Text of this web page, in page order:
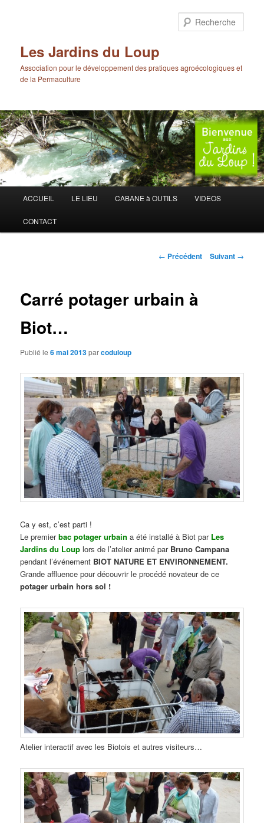
Les Jardins du Loup
Association pour le développement des pratiques agroécologiques et
de la Permaculture
principal
ACCUEIL LE LIEU CABANE à OUTILS VIDEOS
CONTACT
Navigation
← Précédent Suivant →
Carré potager urbain à
Biot…
Publié le6 mai 2013parcoduloup
Ca y est, c’est parti !
Le premierbac potager urbain a été installé à Biot par Les
Jardins du Loup lors de l’atelier animé par Bruno Campana
pendant l’événement BIOT NATURE ET ENVIRONNEMENT.
Grande affluence pour découvrir le procédé novateur de ce
potager urbain hors sol !
Atelier interactif avec les Biotois et autres visiteurs…